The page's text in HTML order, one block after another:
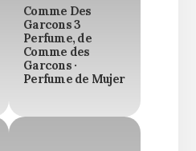
Comme Des
Garcons 3
Perfume, de
Comme des
Garcons ·
Perfume de Mujer